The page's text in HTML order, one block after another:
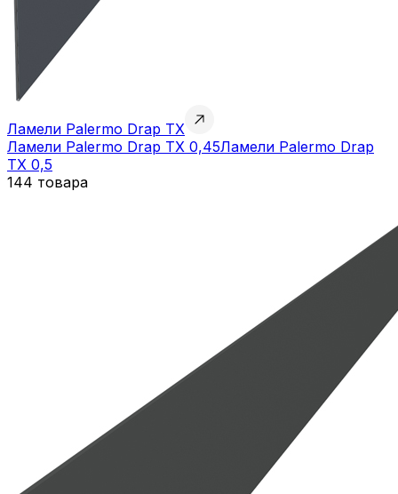
Ламели Palermo Drap TX
Ламели Palermo Drap TX 0,45Ламели Palermo Drap
TX 0,5
144 товара